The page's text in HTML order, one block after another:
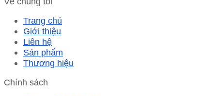
Trang chủ
Giới thiệu
Liên hệ
Sản phẩm
Thương hiệu
Chính sách